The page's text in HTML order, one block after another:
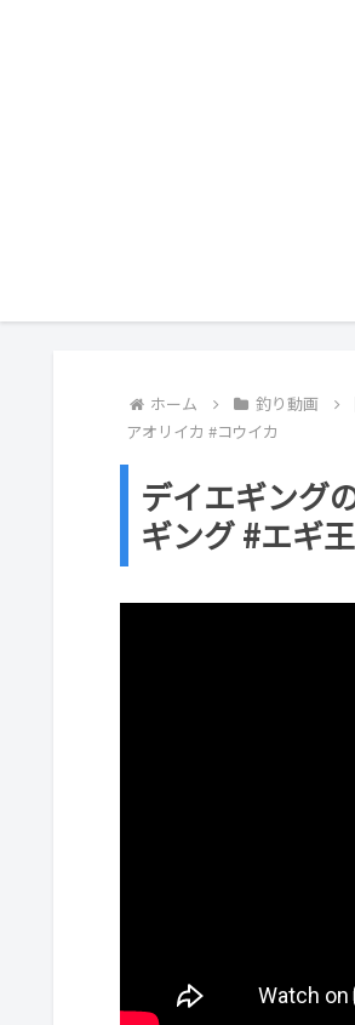
ホーム 釣り動画
アオリイカ #コウイカ
デイエギング
ギング #エギ